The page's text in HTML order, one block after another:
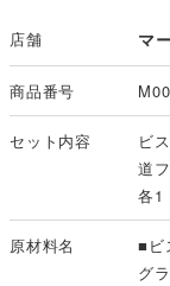
店舗 マ
商品番号
セット内容
ビ
道
各1
原材料名
■ビ
グ